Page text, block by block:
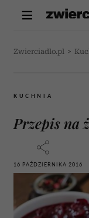
Zwierciadlo.pl >
KUCHNIA
Przepis na
16 PAŹDZIERNIKA 2016